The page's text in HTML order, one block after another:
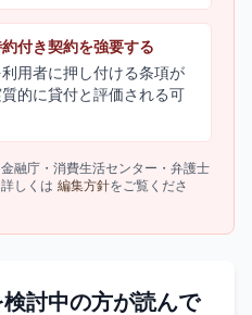
付き契約を強要する
用者に押し付ける条項が
的に貸付と評価される可
融庁・消費生活センター・弁護士
しくは 編集方針をご覧くださ
討中の方が読んで